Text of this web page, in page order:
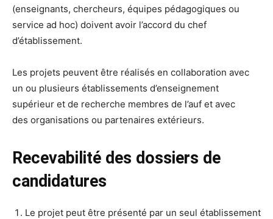
(enseignants, chercheurs, équipes pédagogiques ou
service ad hoc) doivent avoir l’accord du chef
d’établissement.
Les projets peuvent être réalisés en collaboration avec
un ou plusieurs établissements d’enseignement
supérieur et de recherche membres de l’auf et avec
des organisations ou partenaires extérieurs.
Recevabilité des dossiers de
candidatures
Le projet peut être présenté par un seul établissement